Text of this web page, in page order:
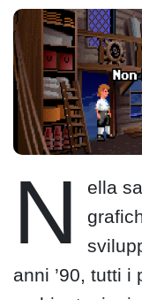
N
ella
anni ’90, tutti i